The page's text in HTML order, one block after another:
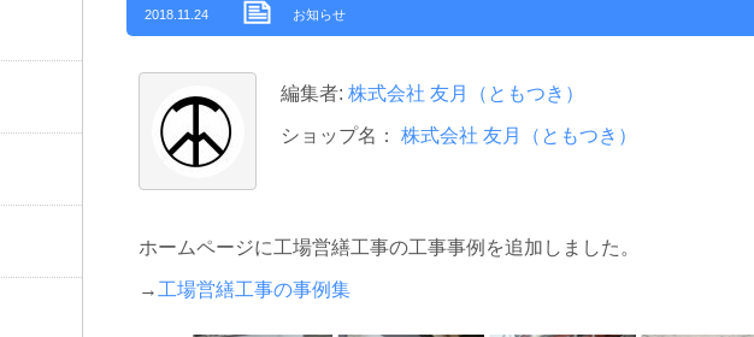
2018.11.24 お知らせ
編集者: 株式会社 友月（ともつき）
ショップ名： 株式会社 友月（ともつき）
ホームページに工場営繕工事の工事事例を追加しました。
→ 工場営繕工事の事例集